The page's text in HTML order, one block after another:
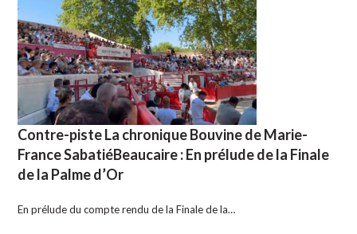
Contre-piste La chronique Bouvine de Marie-
France SabatiéBeaucaire : En prélude de la Finale
de la Palme d’Or
En prélude du compte rendu de la Finale de la…